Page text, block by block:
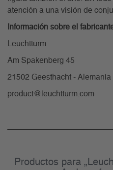
atención a una visión de
Información sobre el
Leuchtturm
Am Spakenberg 45
21502 Geesthacht - Alemania
product@leuchtturm.com
Productos para